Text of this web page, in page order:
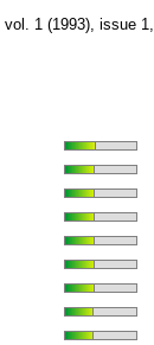
vol. 1 (1993), issue 1,